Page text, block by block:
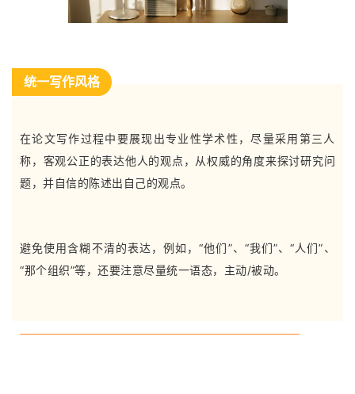
统一写作风格
在论文写作过程中要展现出专业性学术性，尽量采用第三人
称，客观公正的表达他人的观点，从权威的角度来探讨研究问
题，并自信的陈述出自己的观点。
避免使用含糊不清的表达，例如，“他们”、“我们”、“人们”、
“那个组织”等，还要注意尽量统一语态，主动/被动。